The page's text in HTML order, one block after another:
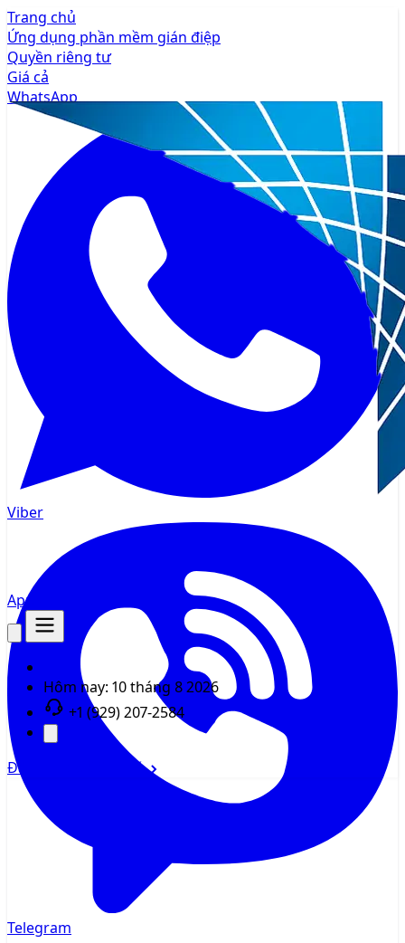
AppMsr
Hôm nay: 10 tháng 8 2026
+1 (929) 207-2584
Đăng nhập Đăng ký
Trang chủ
Ứng dụng phần mềm gián điệp
Quyền riêng tư
Giá cả
WhatsApp
Viber
Telegram